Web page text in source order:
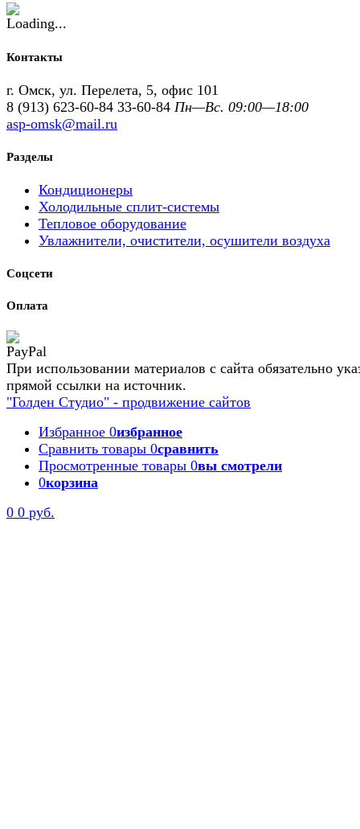
Контакты
г. Омск, ул. Перелета, 5, офис 101
8 (913) 623-60-84 33-60-84 Пн—Вс. 09:00—18:00
asp-omsk@mail.ru
Разделы
Кондиционеры
Холодильные сплит-системы
Тепловое оборудование
Увлажнители, очистители, осушители воздуха
Соцсети
Оплата
При использовании материалов с сайта обязательно
прямой ссылки на источник.
"Голден Студио" - продвижение сайтов
Избранное 0избранное
Сравнить товары 0сравнить
Просмотренные товары 0вы смотрели
0корзина
0 0 руб.